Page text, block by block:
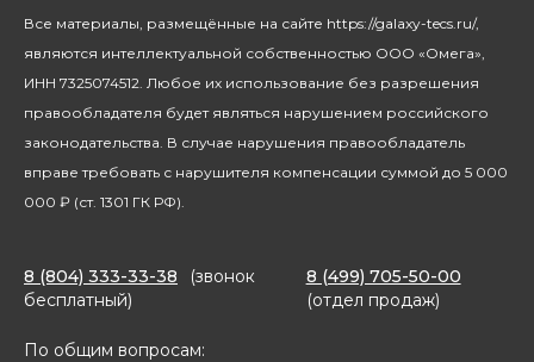
Посуда
Благотворительность
Все материалы, размещённые на сайте https://galaxy-tecs.ru/,
являются интеллектуальной собственностью ООО «Омега»,
ИНН 7325074512. Любое их использование без разрешения
правообладателя будет являться нарушением российского
законодательства. В случае нарушения правообладатель
вправе требовать с нарушителя компенсации суммой до 5 000
000 ₽ (ст. 1301 ГК РФ).
8 (804) 333-33-38
(звонок
бесплатный)
8 (499) 705-50-00
(отдел продаж)
По общим вопросам: